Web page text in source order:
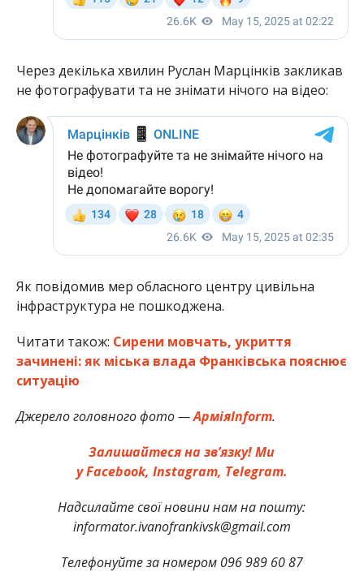
Через декілька хвилин Руслан Марцінків закликав
не фотографувати та не знімати нічого на відео:
Як повідомив мер обласного центру цивільна
інфраструктура не пошкоджена.
Читати також: Сирени мовчать, укриття
зачинені: як міська влада Франківська пояснює
ситуацію
Джерело головного фото —АрміяInform.
Залишайтеся на зв’язку! Ми
у Facebook, Instagram, Telegram.
Надсилайте свої новини нам на пошту:
informator.ivanofrankivsk@gmail.com
Телефонуйте за номером 096 989 60 87